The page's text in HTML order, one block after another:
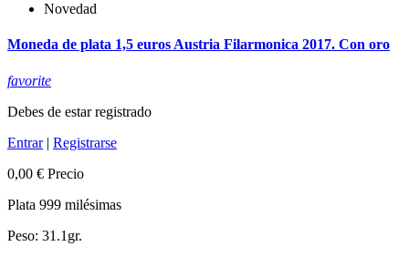
Novedad
Moneda de plata 1,5 euros Austria Filarmonica 2017. Con oro
favorite
Debes de estar registrado
Entrar| Registrarse
0,00 € Precio
Plata 999 milésimas
Peso: 31.1gr.